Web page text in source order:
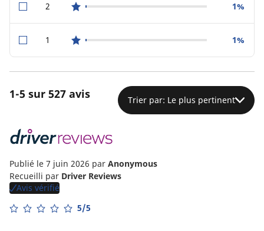
2star reviews 1%
1star reviews 1%
1-5 sur 527 avis Trier par: Le plus pertinent
Publié le 7 juin 2026 par Anonymous
Recueilli par Driver Reviews
Avis vérifié
5/5